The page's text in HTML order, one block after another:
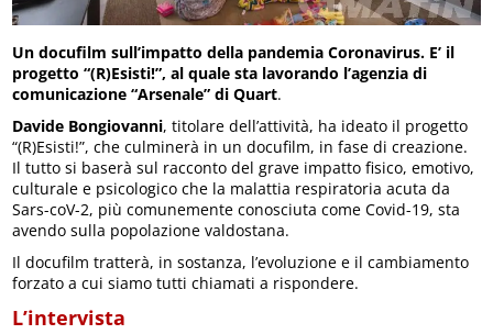
Un docufilm sull’impatto della pandemia Coronavirus. E’ il
progetto “(R)Esisti!”, al quale sta lavorando l’agenzia di
comunicazione “Arsenale” di Quart.
Davide Bongiovanni, titolare dell’attività, ha ideato il progetto
“(R)Esisti!”, che culminerà in un docufilm, in fase di creazione.
Il tutto si baserà sul racconto del grave impatto fisico, emotivo,
culturale e psicologico che la malattia respiratoria acuta da
Sars-coV-2, più comunemente conosciuta come Covid-19, sta
avendo sulla popolazione valdostana.
Il docufilm tratterà, in sostanza, l’evoluzione e il cambiamento
forzato a cui siamo tutti chiamati a rispondere.
L’intervista